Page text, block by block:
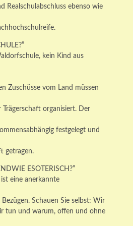
Realschulabschluss ebenso wie
kein Kind aus
Zuschüsse vom Land müssen
organisiert. Der
festgelegt und
getragen.
ESOTERISCH?”
eine anerkannte
Schauen Sie selbst: Wir
tun und warum, offen und ohne